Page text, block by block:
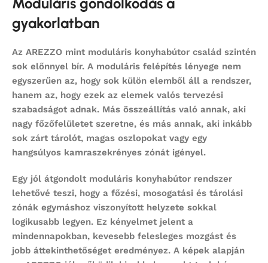
gyakorlatban
Az AREZZO mint moduláris konyhabútor család szintén
sok előnnyel bír. A moduláris felépítés lényege nem
egyszerűen az, hogy sok külön elemből áll a rendszer,
hanem az, hogy ezek az elemek valós tervezési
szabadságot adnak. Más összeállítás való annak, aki
nagy főzőfelületet szeretne, és más annak, aki inkább
sok zárt tárolót, magas oszlopokat vagy egy
hangsúlyos kamraszekrényes zónát igényel.
Egy jól átgondolt moduláris konyhabútor rendszer
lehetővé teszi, hogy a főzési, mosogatási és tárolási
zónák egymáshoz viszonyított helyzete sokkal
logikusabb legyen. Ez kényelmet jelent a
mindennapokban, kevesebb felesleges mozgást és
jobb áttekinthetőséget eredményez. A képek alapján